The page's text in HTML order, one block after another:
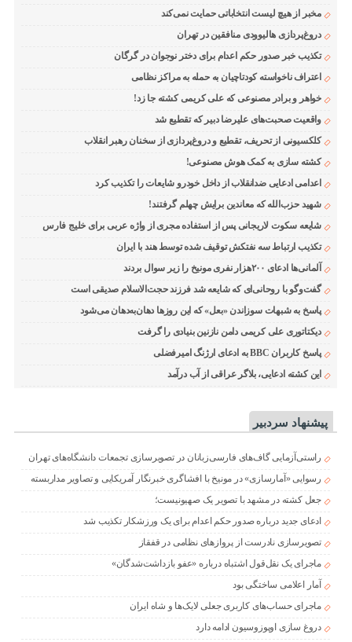
مخبر از هیچ لیست انتخاباتی حمایت نمی‌کند
دروغ‌پردازی هالیوودی منافقین در تهران
تکذیب خبر صدور حکم اعدام برای دختر نوجوان در گرگان
اعتراف ناخواسته کودتاچیان به حمله به مراکز نظامی
خواهر و برادر مصنوعی که علی کریمی کشته جا زد!
واقعیت صحبت‌های علیرضا دبیر که تقطیع شد
کلکسیونی از تحریف، تقطیع و دروغ‌پردازی از سخنان رهبر انقلاب
کشته سازی به کمک هوش مصنوعی!
اعدامی ادعایی ضدانقلاب از داخل خودرو شایعات را تکذیب کرد
شهید حزب‌الله که معاندین برایش چهلم گرفتند!
شایعه سکوت لاریجانی پس از استفاده مجری از واژه عربی برای خلیج فارس
تکذیب ارتباط سه نفتکش توقیف شده توسط هند با ایران
آلمانی‌ها ادعای ۲۰۰هزار نفری مونیخ را زیر سوال بردند
گفت‌وگو با روحانی‌ای که شایعه شد فرزند حجت‌الاسلام صدیقی است
پاسخ به شبهات سوزاندن «بعل» که این روزها دهان‌به‌دهان می‌شود
دیکتاتوری علی کریمی دامن نازنین بنیادی را گرفت
پاسخ کاربران BBC به ادعای ارژنگ امیرفضلی
این کشته ادعایی، بلاگر عراقی از آب درآمد
پیشنهاد سردبیر
راستی‌آزمایی گاف‌های فارسی‌زبانان در تصویرسازی تجمعات دانشگاه‌های تهران
رسوایی «آمارسازی» در مونیخ با افشاگری خبرنگار آمریکایی و تصاویر مداربسته
جعل کشته در مشهد با تصویر یک صهیونیست؛
ادعای جدید درباره صدور حکم اعدام برای یک ورزشکار تکذیب شد
تصویرسازی نادرست از پروازهای نظامی در قفقاز
ماجرای یک نقل‌قول اشتباه درباره «عفو بازداشت‌شدگان»
آمار اعلامی ساختگی بود
ماجرای حساب‌های کاربری جعلی لایک‌ها و شاه ایران
دروغ سازی اوپوزوسیون ادامه دارد